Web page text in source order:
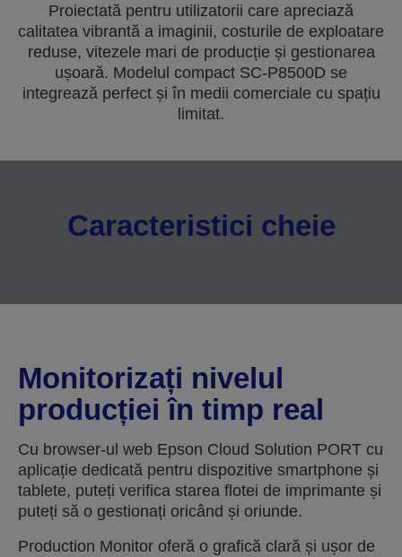
Proiectată pentru utilizatorii care apreciază
calitatea vibrantă a imaginii, costurile de exploatare
reduse, vitezele mari de producție și gestionarea
ușoară. Modelul compact SC-P8500D se
integrează perfect și în medii comerciale cu spațiu
limitat.
Caracteristici cheie
Monitorizați nivelul
producției în timp real
Cu browser-ul web Epson Cloud Solution PORT cu
aplicație dedicată pentru dispozitive smartphone și
tablete, puteți verifica starea flotei de imprimante și
puteți să o gestionați oricând și oriunde.
Production Monitor oferă o grafică clară și ușor de